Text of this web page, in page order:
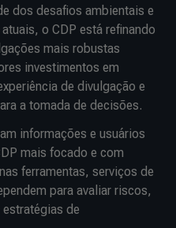
dos desafios ambientais e
o CDP está refinando
mais robustas
investimentos em
de divulgação e
a tomada de decisões.
informações e usuários
mais focado e com
ferramentas, serviços de
para avaliar riscos,
de